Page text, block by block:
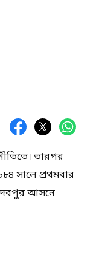
তারপর
সালে প্রথমবার
আসনে